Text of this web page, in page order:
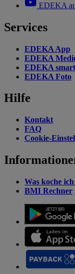
EDEKA
Services
EDEKA App
EDEKA
EDEKA smart
EDEKA Foto
Hilfe
Kontakt
FAQ
Cookie-
Was koche
BMI Rechner